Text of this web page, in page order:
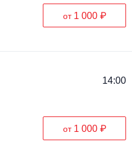
от 1 000 ₽
14:00
от 1 000 ₽